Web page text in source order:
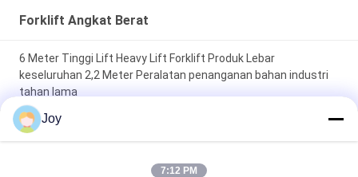
Forklift Angkat Berat
6 Meter Tinggi Lift Heavy Lift Forklift Produk Lebar
keseluruhan 2,2 Meter Peralatan penanganan bahan industri
tahan lama
Tipe Kotak Forklift Kontra Keseimbangan Tiang Ukuran
Keseluruhan 7200x2550x3460mm Kendaraan Pengangkat
Tugas Berat untuk Gudang
Joy
7:12 PM